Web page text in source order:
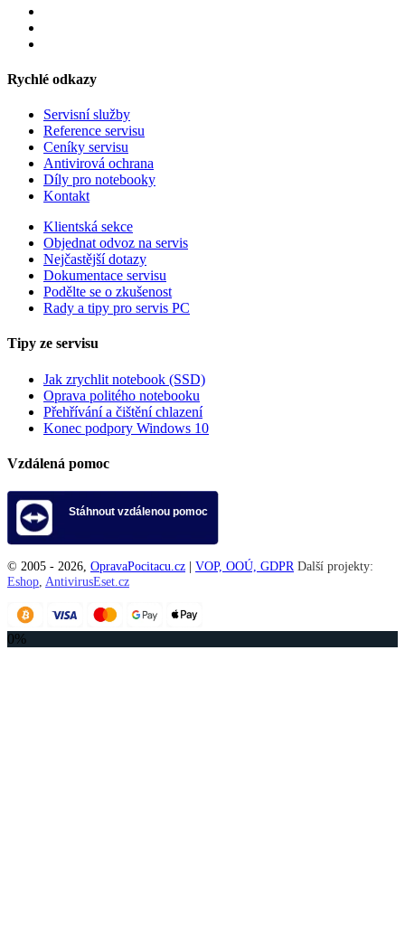
Rychlé odkazy
Servisní služby
Reference servisu
Ceníky servisu
Antivirová ochrana
Díly pro notebooky
Kontakt
Klientská sekce
Objednat odvoz na servis
Nejčastější dotazy
Dokumentace servisu
Podělte se o zkušenost
Rady a tipy pro servis PC
Tipy ze servisu
Jak zrychlit notebook (SSD)
Oprava politého notebooku
Přehřívání a čištění chlazení
Konec podpory Windows 10
Vzdálená pomoc
Stáhnout vzdálenou pomoc
© 2005 - 2026 OpravaPocitacu.cz | VOP, OOÚ, GDPR Další projekty:
Eshop AntivirusEset.cz
0%